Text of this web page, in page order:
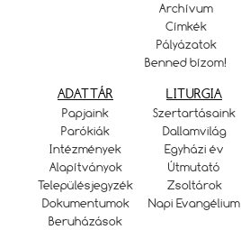
Archívum
Címkék
Pályázatok
Benned bízom!
ADATTÁR
Papjaink
Parókiák
Intézmények
Alapítványok
Településjegyzék
Dokumentumok
Beruházások
LITURGIA
Szertartásaink
Dallamvilág
Egyházi év
Útmutató
Zsoltárok
Napi Evangélium